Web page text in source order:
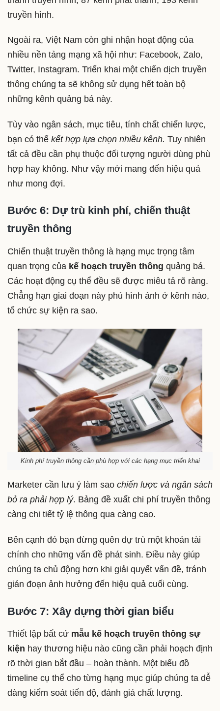
truyền hình.
Ngoài ra, Việt Nam còn ghi nhận hoạt động của
nhiều nền tảng mạng xã hội như: Facebook, Zalo,
Twitter, Instagram. Triển khai một chiến dịch truyền
thông chúng ta sẽ không sử dụng hết toàn bộ
những kênh quảng bá này.
Tùy vào ngân sách, mục tiêu, tính chất chiến lược,
bạn có thể kết hợp lựa chọn nhiều kênh. Tuy nhiên
tất cả đều cần phụ thuộc đối tượng người dùng phù
hợp hay không. Như vậy mới mang đến hiệu quả
như mong đợi.
Bước 6: Dự trù kinh phí, chiến thuật
truyền thông
Chiến thuật truyền thông là hạng mục trọng tâm
quan trọng của kế hoạch truyền thông quảng bá.
Các hoạt động cụ thể đều sẽ được miêu tả rõ ràng.
Chẳng hạn giai đoạn này phủ hình ảnh ở kênh nào,
tổ chức sự kiện ra sao.
Kinh phí truyền thông cần phù hợp với các hạng mục triển khai
Marketer cần lưu ý làm sao chiến lược và ngân sách
bỏ ra phải hợp lý. Bảng đề xuất chi phí truyền thông
càng chi tiết tỷ lệ thông qua càng cao.
Bên cạnh đó bạn đừng quên dự trù một khoản tài
chính cho những vấn đề phát sinh. Điều này giúp
chúng ta chủ động hơn khi giải quyết vấn đề, tránh
gián đoạn ảnh hưởng đến hiệu quả cuối cùng.
Bước 7: Xây dựng thời gian biểu
Thiết lập bất cứ mẫu kế hoạch truyền thông sự
kiện hay thương hiệu nào cũng cần phải hoạch định
rõ thời gian bắt đầu – hoàn thành. Một biểu đồ
timeline cụ thể cho từng hạng mục giúp chúng ta dễ
dàng kiểm soát tiến độ, đánh giá chất lượng.